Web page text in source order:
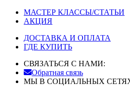
МАСТЕР КЛАССЫ/СТАТЬИ
АКЦИЯ
ДОСТАВКА И ОПЛАТА
ГДЕ КУПИТЬ
СВЯЗАТЬСЯ С НАМИ:
Обратная связь
МЫ В СОЦИАЛЬНЫХ